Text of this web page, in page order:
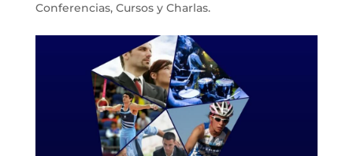
Conferencias, Cursos y Charlas.